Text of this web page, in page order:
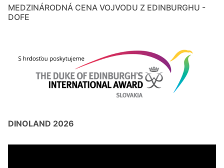
MEDZINÁRODNÁ CENA VOJVODU Z EDINBURGHU -
DOFE
DINOLAND 2026